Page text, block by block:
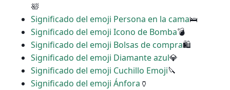
🛀
Significado del emoji Persona en la cama🛌
Significado del emoji Icono de Bomba💣
Significado del emoji Bolsas de compra🛍
Significado del emoji Diamante azul💎
Significado del emoji Cuchillo Emoji🔪
Significado del emoji Ánfora 🏺